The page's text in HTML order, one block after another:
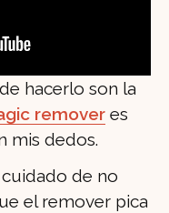
hacerlo son la
remover es
mis dedos.
de no
el remover pica